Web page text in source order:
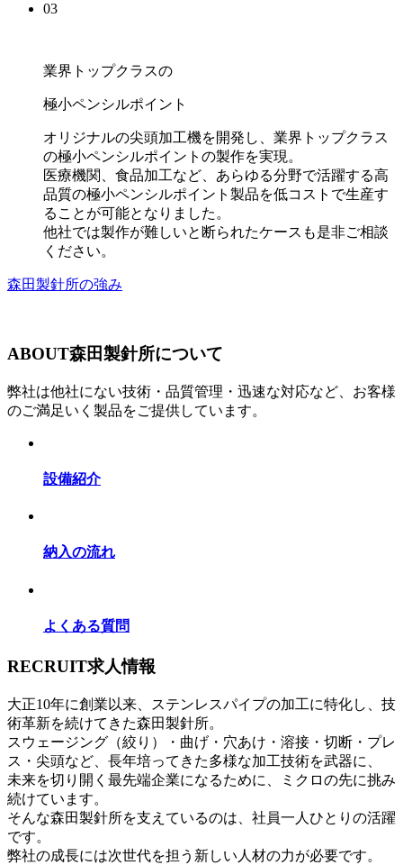
03
業界トップクラスの
極小ペンシルポイント
オリジナルの尖頭加工機を開発し、業界トップクラス
の極小ペンシルポイントの製作を実現。
医療機関、食品加工など、あらゆる分野で活躍する高
品質の極小ペンシルポイント製品を低コストで生産す
ることが可能となりました。
他社では製作が難しいと断られたケースも是非ご相談
ください。
森田製針所の強み
ABOUT森田製針所について
弊社は他社にない技術・品質管理・迅速な対応など、お客様
のご満足いく製品をご提供しています。
設備紹介
納入の流れ
よくある質問
RECRUIT求人情報
大正10年に創業以来、ステンレスパイプの加工に特化し、技
術革新を続けてきた森田製針所。
スウェージング（絞り）・曲げ・穴あけ・溶接・切断・プレ
ス・尖頭など、長年培ってきた多様な加工技術を武器に、
未来を切り開く最先端企業になるために、ミクロの先に挑み
続けています。
そんな森田製針所を支えているのは、社員一人ひとりの活躍
です。
弊社の成長には次世代を担う新しい人材の力が必要です。